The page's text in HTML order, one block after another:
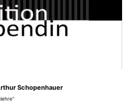
Schopenhauer